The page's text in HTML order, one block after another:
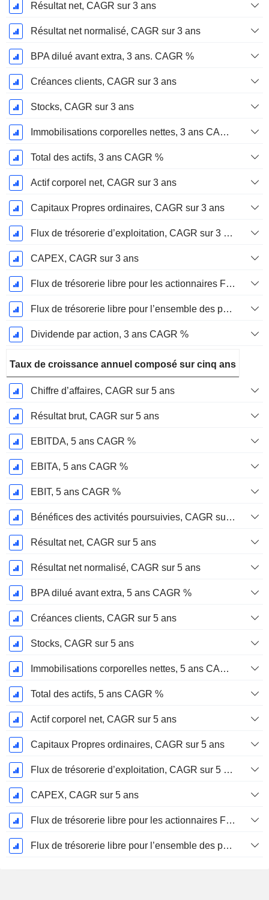
Résultat net, CAGR sur 3 ans
Résultat net normalisé, CAGR sur 3 ans
BPA dilué avant extra, 3 ans. CAGR %
Créances clients, CAGR sur 3 ans
Stocks, CAGR sur 3 ans
Immobilisations corporelles nettes, 3 ans CAGR %
Total des actifs, 3 ans CAGR %
Actif corporel net, CAGR sur 3 ans
Capitaux Propres ordinaires, CAGR sur 3 ans
Flux de trésorerie d’exploitation, CAGR sur 3 ans
CAPEX, CAGR sur 3 ans
Flux de trésorerie libre pour les actionnaires FCFE, CAGR sur 3 ans
Flux de trésorerie libre pour l’ensemble des pourvoyeurs de fonds (créanciers et actionnaires) FCFF, CAGR sur 3 ans
Dividende par action, 3 ans CAGR %
Taux de croissance annuel composé sur cinq ans
Chiffre d’affaires, CAGR sur 5 ans
Résultat brut, CAGR sur 5 ans
EBITDA, 5 ans CAGR %
EBITA, 5 ans CAGR %
EBIT, 5 ans CAGR %
Bénéfices des activités poursuivies, CAGR sur 5 ans
Résultat net, CAGR sur 5 ans
Résultat net normalisé, CAGR sur 5 ans
BPA dilué avant extra, 5 ans CAGR %
Créances clients, CAGR sur 5 ans
Stocks, CAGR sur 5 ans
Immobilisations corporelles nettes, 5 ans CAGR %
Total des actifs, 5 ans CAGR %
Actif corporel net, CAGR sur 5 ans
Capitaux Propres ordinaires, CAGR sur 5 ans
Flux de trésorerie d’exploitation, CAGR sur 5 ans
CAPEX, CAGR sur 5 ans
Flux de trésorerie libre pour les actionnaires FCFE, CAGR sur 5 ans
Flux de trésorerie libre pour l’ensemble des pourvoyeurs de fonds (créanciers et actionnaires) FCFF, CAGR sur 5 ans